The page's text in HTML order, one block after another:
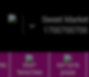
Sweet Market
1700700700
סיגריות
וטבק
יינות
ואלכוהול